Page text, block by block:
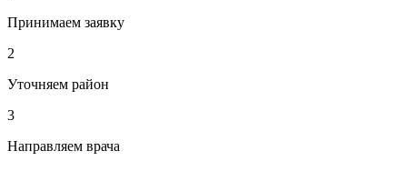
Принимаем заявку
2
Уточняем район
3
Направляем врача